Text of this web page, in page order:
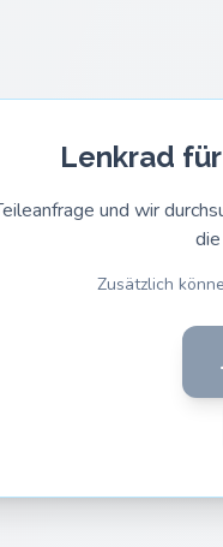
Lenkrad
und wir
Zusätzlich